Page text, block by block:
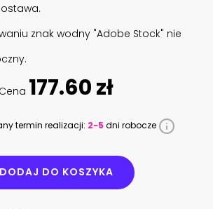
znak wodny "Adobe Stock" nie
Cena 177.60 zł
termin realizacji: 2-5 dni robocze
DODAJ DO KOSZYKA